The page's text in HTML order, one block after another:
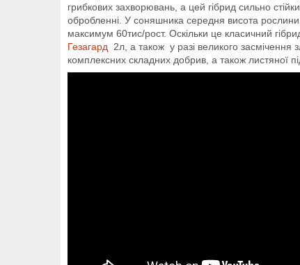
грибкових захворювань, а цей гібрид сильно
обробленні. У соняшника середня висота
максимум 60тис/рост. Оскільки це класичний
Гезагард 2л, а також у разі великого
комплексних складних добрив, а також листяної